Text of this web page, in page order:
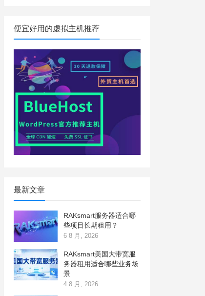
便宜好用的虚拟主机推荐
最新文章
RAKsmart服务器适合哪
些项目长期租用？
6 8 月, 2026
RAKsmart美国大带宽服
务器租用适合哪些业务场
景
4 8 月, 2026